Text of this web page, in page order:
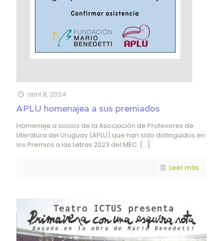
abril 8, 2024
APLU homenajea a sus premiados
Homenaje a socios de la Asociación de Profesores de
Literatura del Uruguay (APLU) que han sido distinguidos en
los Premios a las Letras 2023 del MEC. […]
Leer más